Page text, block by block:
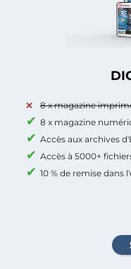
8 x magazine
8 x magazine
Accès aux archives
Accès à 5000+
10 % de remise dans